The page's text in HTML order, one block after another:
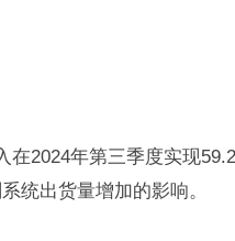
在2024年第三季度实现
统出货量增加的影响。